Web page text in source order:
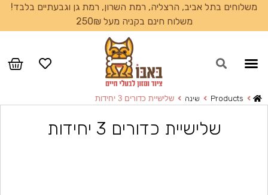
משלוחים בתל אביב, הרצליה, רמת השרון, רמת גן וגבעתיים בלבד!
משלוח חינם בקניה מעל 250₪
Products שינה שלישיית כדורים 3 יחידות
שלישיית כדורים 3 יחידות